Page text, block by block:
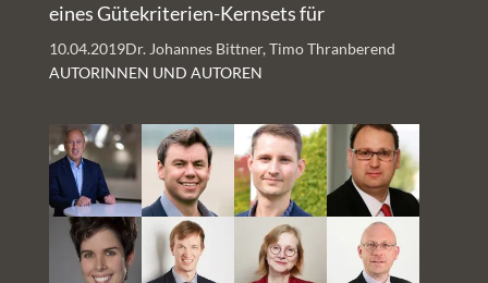
eines Gütekriterien-Kernsets für
Gesundheits-AppsDr. Johannes Bittner, Timo Thranberend
10.04.2019
AUTORINNEN UND AUTOREN